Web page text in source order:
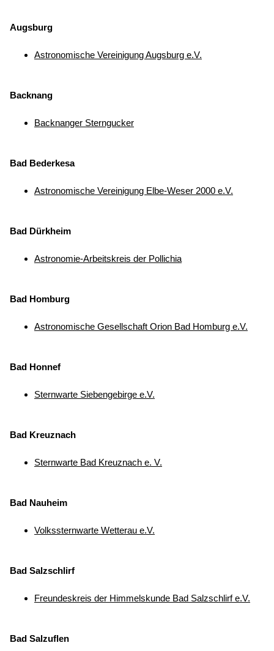
Augsburg
Astronomische Vereinigung Augsburg e.V.
Backnang
Backnanger Sterngucker
Bad Bederkesa
Astronomische Vereinigung Elbe-Weser 2000 e.V.
Bad Dürkheim
Astronomie-Arbeitskreis der Pollichia
Bad Homburg
Astronomische Gesellschaft Orion Bad Homburg e.V.
Bad Honnef
Sternwarte Siebengebirge e.V.
Bad Kreuznach
Sternwarte Bad Kreuznach e. V.
Bad Nauheim
Volkssternwarte Wetterau e.V.
Bad Salzschlirf
Freundeskreis der Himmelskunde Bad Salzschlirf e.V.
Bad Salzuflen